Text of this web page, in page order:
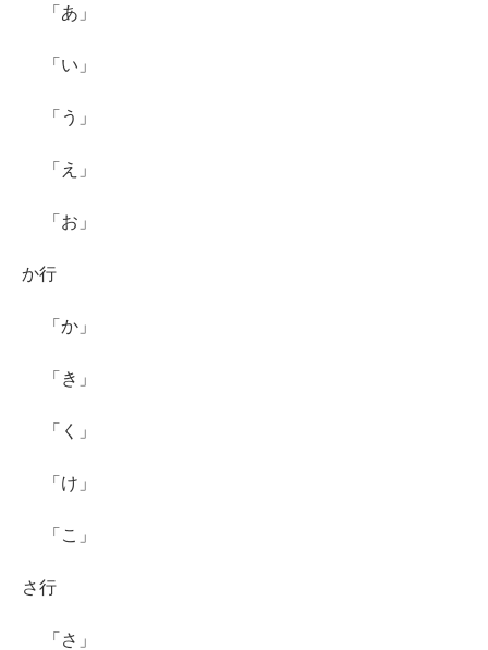
「あ」
「い」
「う」
「え」
「お」
か行
「か」
「き」
「く」
「け」
「こ」
さ行
「さ」